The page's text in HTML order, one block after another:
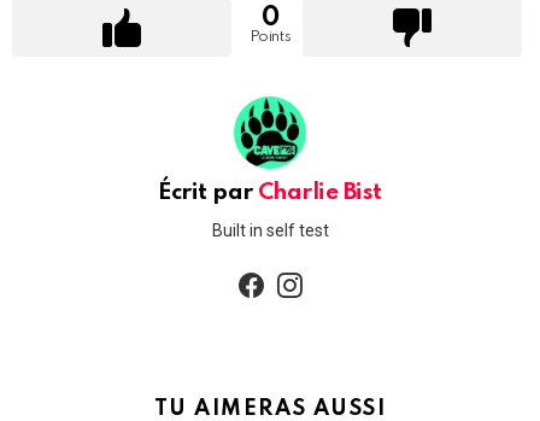
0
Points
Écrit par Charlie Bist
Built in self test
facebookinstagram
TU AIMERAS AUSSI